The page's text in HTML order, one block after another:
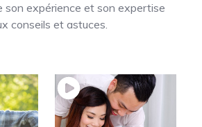
son expérience et son expertise
conseils et astuces.